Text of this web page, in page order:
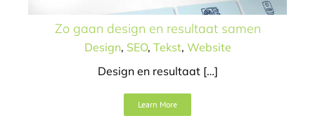
Zo gaan design en resultaat samen
Design, SEO, Tekst, Website
Design en resultaat […]
Learn More
Instituut Broers website